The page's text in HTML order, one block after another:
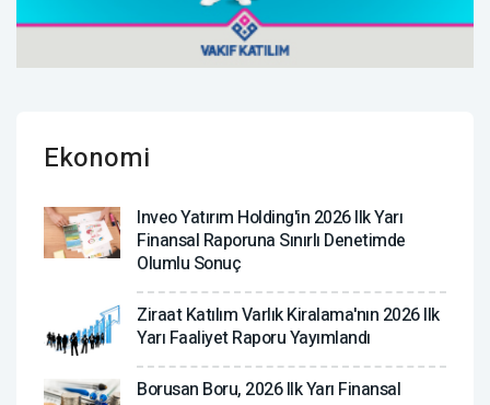
Ekonomi
Inveo Yatırım Holding'in 2026 Ilk Yarı
Finansal Raporuna Sınırlı Denetimde
Olumlu Sonuç
Ziraat Katılım Varlık Kiralama'nın 2026 Ilk
Yarı Faaliyet Raporu Yayımlandı
Borusan Boru, 2026 Ilk Yarı Finansal